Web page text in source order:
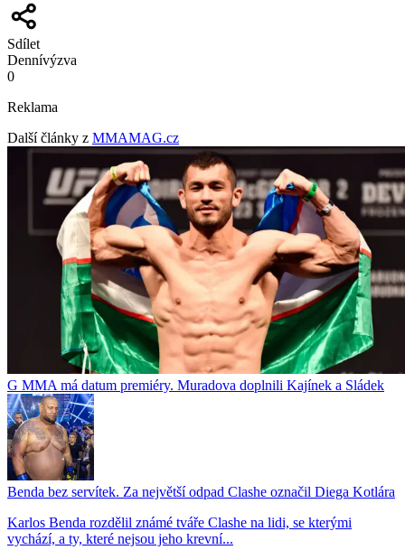
Sdílet
Dennívýzva
0
Reklama
Další články z MMAMAG.cz
G MMA má datum premiéry. Muradova doplnili Kajínek a Sládek
Benda bez servítek. Za největší odpad Clashe označil Diega Kotlára
Karlos Benda rozdělil známé tváře Clashe na lidi, se kterými
vychází, a ty, které nejsou jeho krevní...